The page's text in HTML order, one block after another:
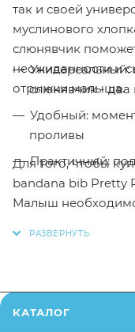
так и своей
муслинового
слюнявчик
неожиданности и
отрыжки малыша.
слюнявчик - два
Удобный:
проливы
Практичный:
Для того, чтобы
bandana bib Pretty
Малыш
отличаться от
КАТАЛОГ